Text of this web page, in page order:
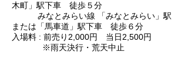
木町」駅下車 徒歩５分
みなとみらい線 「みなとみらい」駅
または「馬車道」駅下車 徒歩６分
入場料 : 前売り2,000円 当日2,500円
※雨天決行・荒天中止